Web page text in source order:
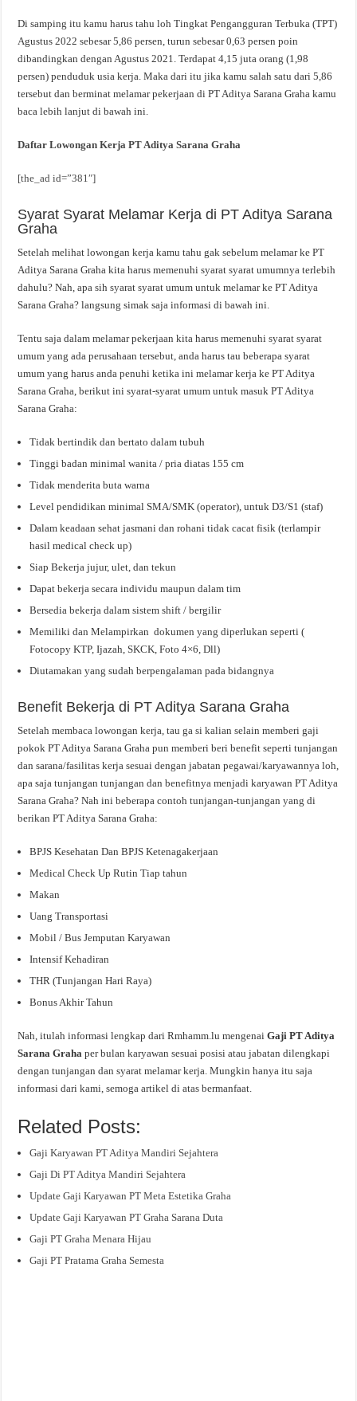
Di samping itu kamu harus tahu loh Tingkat Pengangguran Terbuka (TPT)
Agustus 2022 sebesar 5,86 persen, turun sebesar 0,63 persen poin
dibandingkan dengan Agustus 2021. Terdapat 4,15 juta orang (1,98
persen) penduduk usia kerja. Maka dari itu jika kamu salah satu dari 5,86
tersebut dan berminat melamar pekerjaan di PT Aditya Sarana Graha kamu
baca lebih lanjut di bawah ini.
Daftar Lowongan Kerja PT Aditya Sarana Graha
[the_ad id=”381″]
Syarat Syarat Melamar Kerja di PT Aditya Sarana
Graha
Setelah melihat lowongan kerja kamu tahu gak sebelum melamar ke PT
Aditya Sarana Graha kita harus memenuhi syarat syarat umumnya terlebih
dahulu? Nah, apa sih syarat syarat umum untuk melamar ke PT Aditya
Sarana Graha? langsung simak saja informasi di bawah ini.
Tentu saja dalam melamar pekerjaan kita harus memenuhi syarat syarat
umum yang ada perusahaan tersebut, anda harus tau beberapa syarat
umum yang harus anda penuhi ketika ini melamar kerja ke PT Aditya
Sarana Graha, berikut ini syarat-syarat umum untuk masuk PT Aditya
Sarana Graha:
Tidak bertindik dan bertato dalam tubuh
Tinggi badan minimal wanita / pria diatas 155 cm
Tidak menderita buta warna
Level pendidikan minimal SMA/SMK (operator), untuk D3/S1 (staf)
Dalam keadaan sehat jasmani dan rohani tidak cacat fisik (terlampir
hasil medical check up)
Siap Bekerja jujur, ulet, dan tekun
Dapat bekerja secara individu maupun dalam tim
Bersedia bekerja dalam sistem shift / bergilir
Memiliki dan Melampirkan dokumen yang diperlukan seperti (
Fotocopy KTP, Ijazah, SKCK, Foto 4×6, Dll)
Diutamakan yang sudah berpengalaman pada bidangnya
Benefit Bekerja di PT Aditya Sarana Graha
Setelah membaca lowongan kerja, tau ga si kalian selain memberi gaji
pokok PT Aditya Sarana Graha pun memberi beri benefit seperti tunjangan
dan sarana/fasilitas kerja sesuai dengan jabatan pegawai/karyawannya loh,
apa saja tunjangan tunjangan dan benefitnya menjadi karyawan PT Aditya
Sarana Graha? Nah ini beberapa contoh tunjangan-tunjangan yang di
berikan PT Aditya Sarana Graha:
BPJS Kesehatan Dan BPJS Ketenagakerjaan
Medical Check Up Rutin Tiap tahun
Makan
Uang Transportasi
Mobil / Bus Jemputan Karyawan
Intensif Kehadiran
THR (Tunjangan Hari Raya)
Bonus Akhir Tahun
Nah, itulah informasi lengkap dari Rmhamm.lu mengenaiGaji PT Aditya
Sarana Grahaper bulan karyawan sesuai posisi atau jabatan dilengkapi
dengan tunjangan dan syarat melamar kerja. Mungkin hanya itu saja
informasi dari kami, semoga artikel di atas bermanfaat.
Related Posts:
Gaji Karyawan PT Aditya Mandiri Sejahtera
Gaji Di PT Aditya Mandiri Sejahtera
Update Gaji Karyawan PT Meta Estetika Graha
Update Gaji Karyawan PT Graha Sarana Duta
Gaji PT Graha Menara Hijau
Gaji PT Pratama Graha Semesta